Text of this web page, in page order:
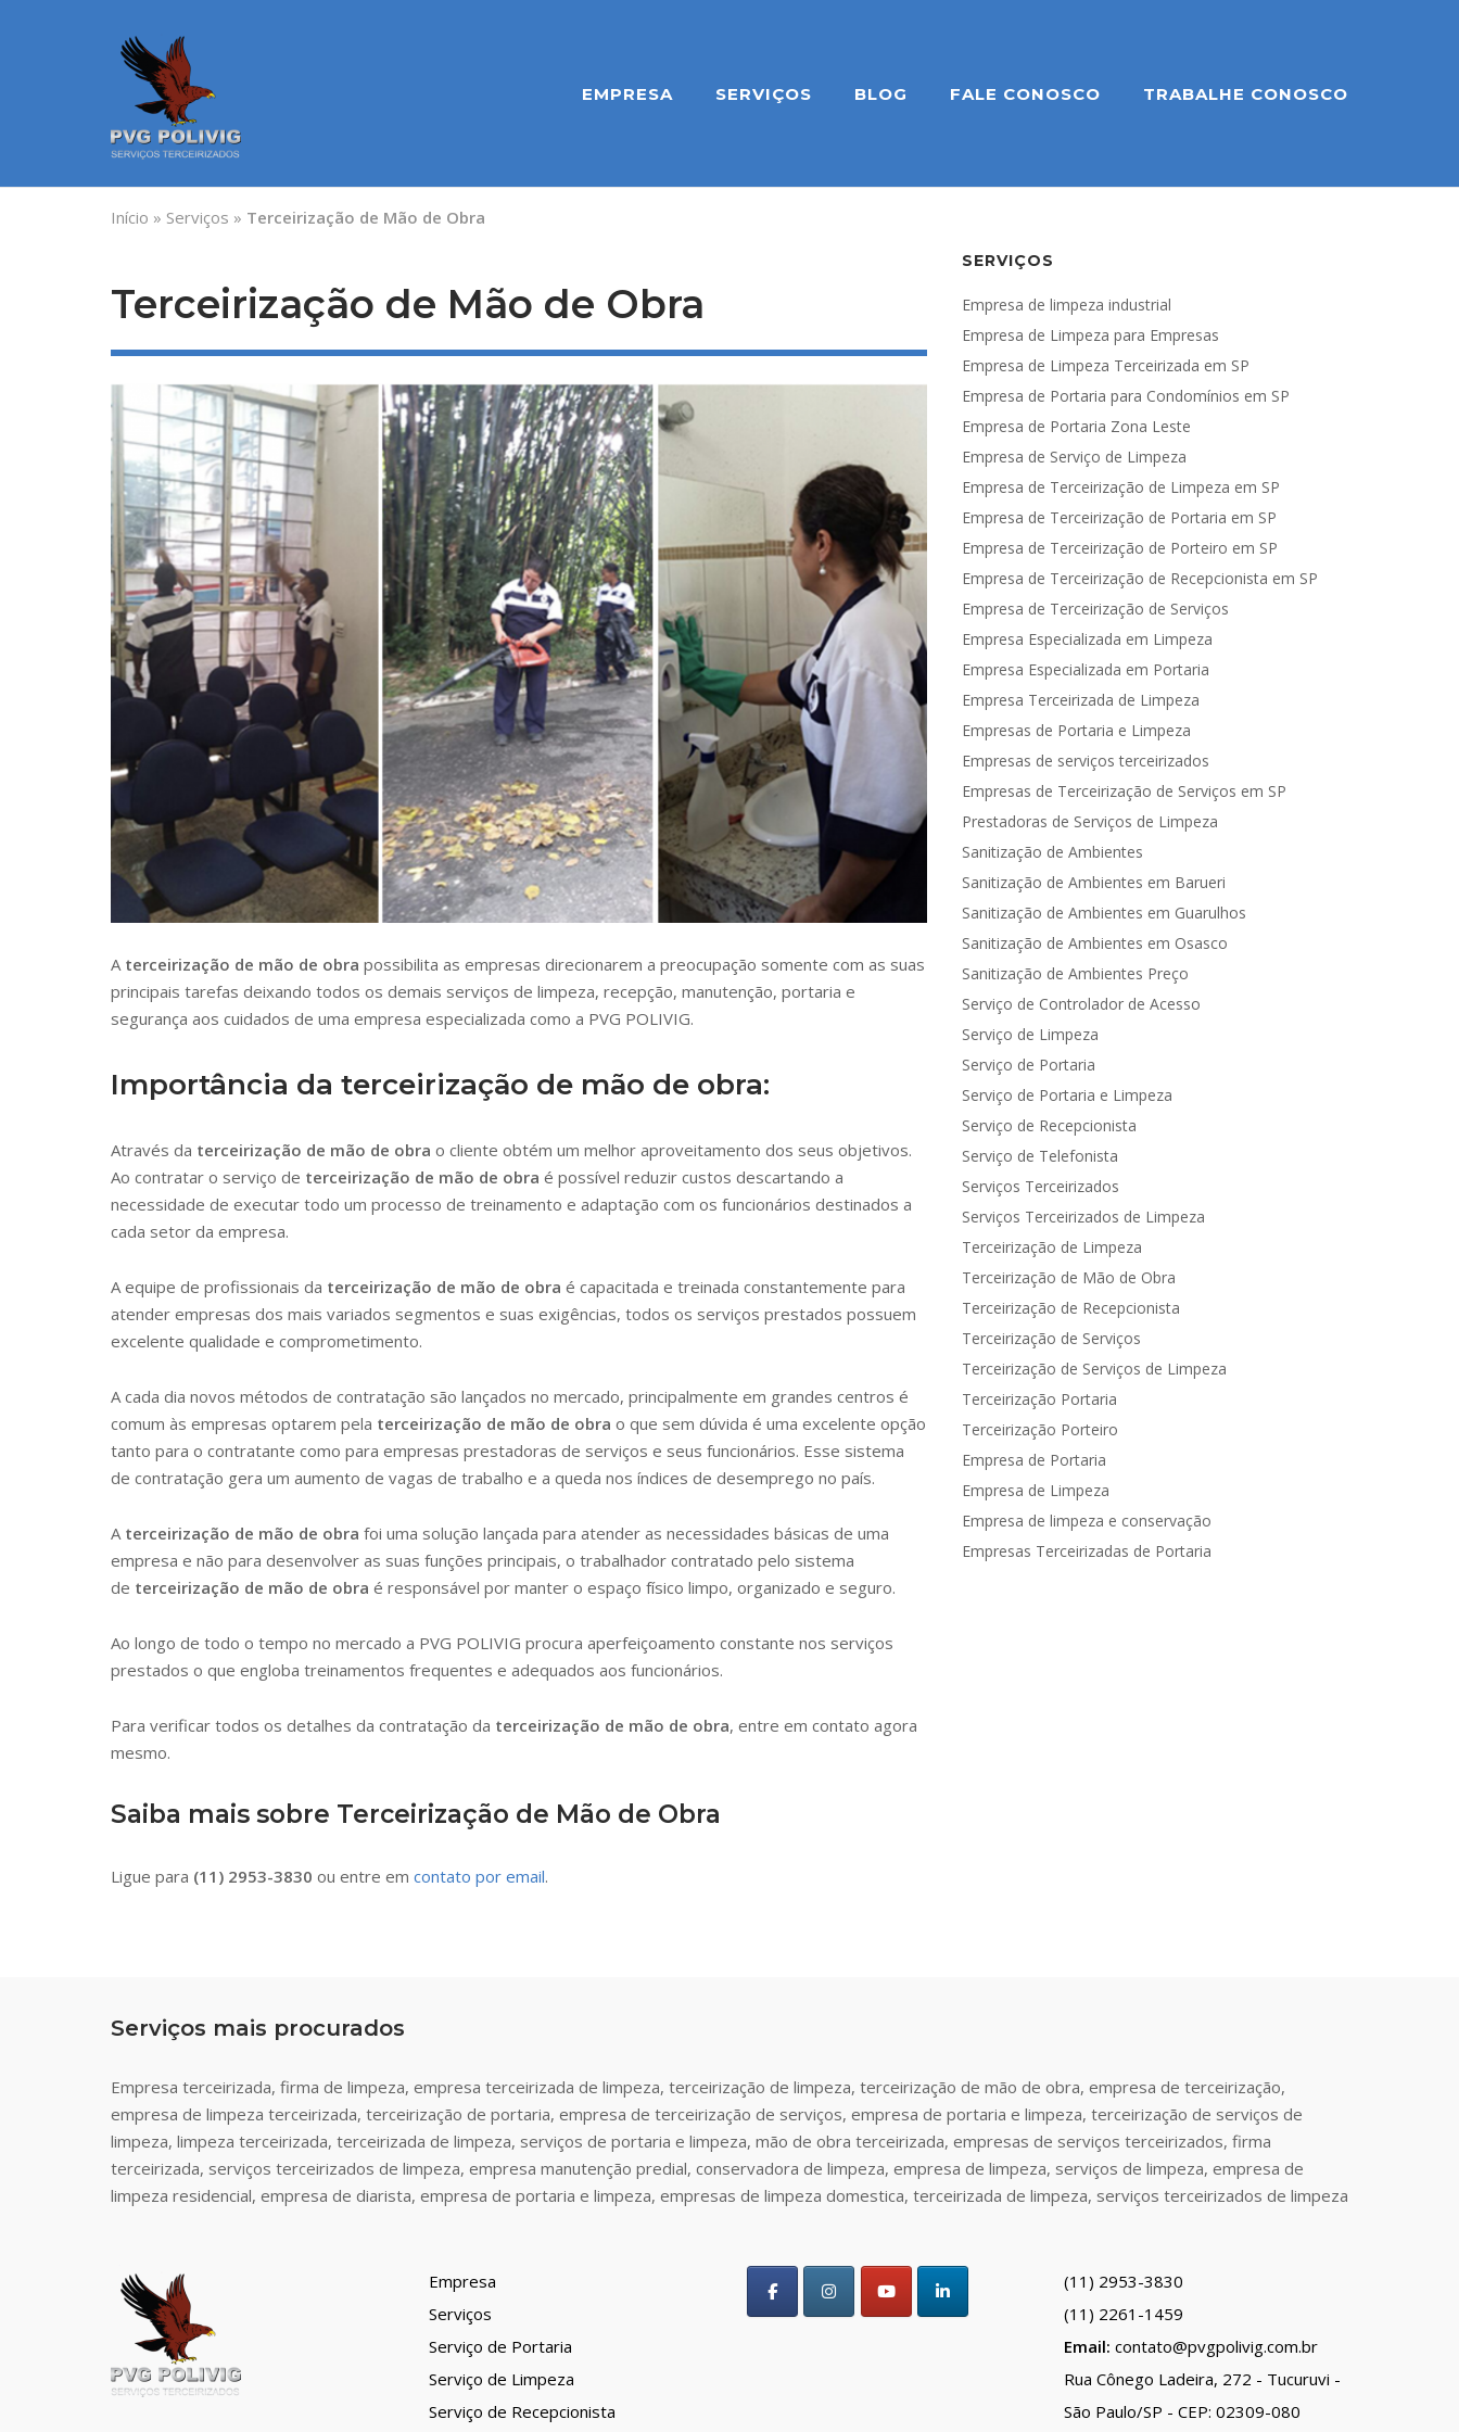
EMPRESA SERVIÇOS BLOG FALE CONOSCO TRABALHE CONOSCO
Início » Serviços » Terceirização de Mão de Obra
Terceirização de Mão de Obra
A terceirização de mão de obra possibilita as empresas direcionarem a preocupação somente com as suas
principais tarefas deixando todos os demais serviços de limpeza, recepção, manutenção, portaria e
segurança aos cuidados de uma empresa especializada como a PVG POLIVIG.
Importância da terceirização de mão de obra:
Através da terceirização de mão de obra o cliente obtém um melhor aproveitamento dos seus objetivos.
Ao contratar o serviço de terceirização de mão de obra é possível reduzir custos descartando a
necessidade de executar todo um processo de treinamento e adaptação com os funcionários destinados a
cada setor da empresa.
A equipe de profissionais da terceirização de mão de obra é capacitada e treinada constantemente para
atender empresas dos mais variados segmentos e suas exigências, todos os serviços prestados possuem
excelente qualidade e comprometimento.
A cada dia novos métodos de contratação são lançados no mercado, principalmente em grandes centros é
comum às empresas optarem pela terceirização de mão de obra o que sem dúvida é uma excelente opção
tanto para o contratante como para empresas prestadoras de serviços e seus funcionários. Esse sistema
de contratação gera um aumento de vagas de trabalho e a queda nos índices de desemprego no país.
A terceirização de mão de obra foi uma solução lançada para atender as necessidades básicas de uma
empresa e não para desenvolver as suas funções principais, o trabalhador contratado pelo sistema
de terceirização de mão de obra é responsável por manter o espaço físico limpo, organizado e seguro.
Ao longo de todo o tempo no mercado a PVG POLIVIG procura aperfeiçoamento constante nos serviços
prestados o que engloba treinamentos frequentes e adequados aos funcionários.
Para verificar todos os detalhes da contratação da terceirização de mão de obra, entre em contato agora
mesmo.
Saiba mais sobre Terceirização de Mão de Obra
Ligue para (11) 2953-3830 ou entre em contato por email.
SERVIÇOS
Empresa de limpeza industrial
Empresa de Limpeza para Empresas
Empresa de Limpeza Terceirizada em SP
Empresa de Portaria para Condomínios em SP
Empresa de Portaria Zona Leste
Empresa de Serviço de Limpeza
Empresa de Terceirização de Limpeza em SP
Empresa de Terceirização de Portaria em SP
Empresa de Terceirização de Porteiro em SP
Empresa de Terceirização de Recepcionista em SP
Empresa de Terceirização de Serviços
Empresa Especializada em Limpeza
Empresa Especializada em Portaria
Empresa Terceirizada de Limpeza
Empresas de Portaria e Limpeza
Empresas de serviços terceirizados
Empresas de Terceirização de Serviços em SP
Prestadoras de Serviços de Limpeza
Sanitização de Ambientes
Sanitização de Ambientes em Barueri
Sanitização de Ambientes em Guarulhos
Sanitização de Ambientes em Osasco
Sanitização de Ambientes Preço
Serviço de Controlador de Acesso
Serviço de Limpeza
Serviço de Portaria
Serviço de Portaria e Limpeza
Serviço de Recepcionista
Serviço de Telefonista
Serviços Terceirizados
Serviços Terceirizados de Limpeza
Terceirização de Limpeza
Terceirização de Mão de Obra
Terceirização de Recepcionista
Terceirização de Serviços
Terceirização de Serviços de Limpeza
Terceirização Portaria
Terceirização Porteiro
Empresa de Portaria
Empresa de Limpeza
Empresa de limpeza e conservação
Empresas Terceirizadas de Portaria
Serviços mais procurados
Empresa terceirizada, firma de limpeza, empresa terceirizada de limpeza, terceirização de limpeza, terceirização de mão de obra, empresa de terceirização,
empresa de limpeza terceirizada, terceirização de portaria, empresa de terceirização de serviços, empresa de portaria e limpeza, terceirização de serviços de
limpeza, limpeza terceirizada, terceirizada de limpeza, serviços de portaria e limpeza, mão de obra terceirizada, empresas de serviços terceirizados, firma
terceirizada, serviços terceirizados de limpeza, empresa manutenção predial, conservadora de limpeza, empresa de limpeza, serviços de limpeza, empresa de
limpeza residencial, empresa de diarista, empresa de portaria e limpeza, empresas de limpeza domestica, terceirizada de limpeza, serviços terceirizados de limpeza
Empresa
Serviços
Serviço de Portaria
Serviço de Limpeza
Serviço de Recepcionista
(11) 2953-3830
(11) 2261-1459
Email:contato@pvgpolivig.com.br
Rua Cônego Ladeira, 272 - Tucuruvi -
São Paulo/SP - CEP: 02309-080